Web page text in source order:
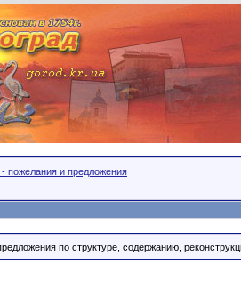
пожелания и предложения
по структуре, содержанию,